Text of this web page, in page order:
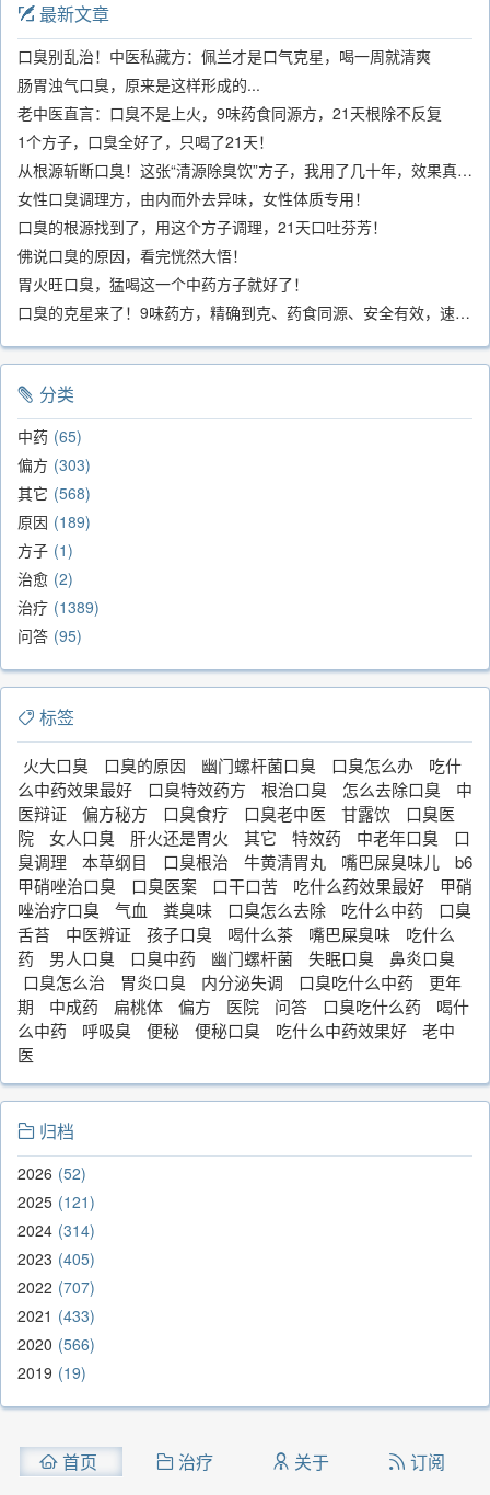
最新文章
口臭别乱治！中医私藏方：佩兰才是口气克星，喝一周就清爽
肠胃浊气口臭，原来是这样形成的...
老中医直言：口臭不是上火，9味药食同源方，21天根除不反复
1个方子，口臭全好了，只喝了21天！
从根源斩断口臭！这张“清源除臭饮”方子，我用了几十年，效果真不错
女性口臭调理方，由内而外去异味，女性体质专用！
口臭的根源找到了，用这个方子调理，21天口吐芬芳！
佛说口臭的原因，看完恍然大悟！
胃火旺口臭，猛喝这一个中药方子就好了！
口臭的克星来了！9味药方，精确到克、药食同源、安全有效，速看！
分类
中药 65
偏方 303
其它 568
原因 189
方子 1
治愈 2
治疗 1389
问答 95
标签
火大口臭 口臭的原因 幽门螺杆菌口臭 口臭怎么办
吃什
么中药效果最好
口臭特效药方 根治口臭 怎么去除口臭
中
医辩证
偏方秘方 口臭食疗 口臭老中医 甘露饮
口臭医
院
女人口臭 肝火还是胃火 其它 特效药 中老年口臭
口
臭调理
本草纲目 口臭根治 牛黄清胃丸 嘴巴屎臭味儿
b6
甲硝唑治口臭
口臭医案 口干口苦 吃什么药效果最好
甲硝
唑治疗口臭
气血 粪臭味 口臭怎么去除 吃什么中药
口臭
舌苔
中医辨证 孩子口臭 喝什么茶 嘴巴屎臭味
吃什么
药
男人口臭 口臭中药 幽门螺杆菌 失眠口臭
鼻炎口臭
口臭怎么治
胃炎口臭 内分泌失调 口臭吃什么中药
更年
期
中成药 扁桃体 偏方 医院 问答 口臭吃什么药
喝什
么中药
呼吸臭 便秘 便秘口臭 吃什么中药效果好
老中
医
归档
2026 52
2025 121
2024 314
2023 405
2022 707
2021
433
2020 566
2019 19
首页 治疗 关于 订阅